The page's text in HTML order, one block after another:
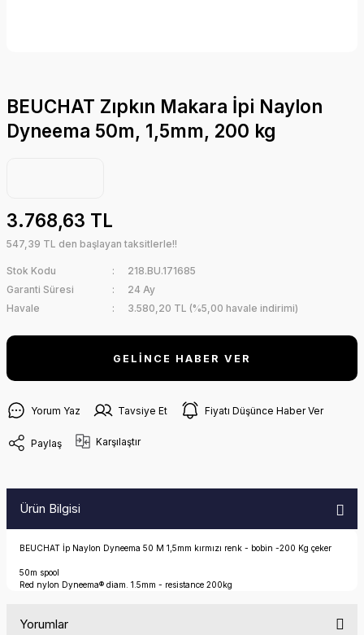
BEUCHAT Zıpkın Makara İpi Naylon
Dyneema 50m, 1,5mm, 200 kg
3.768,63 TL
547,39 TL den başlayan taksitlerle!!
Stok Kodu
218.BU.171685
Garanti Süresi
24 Ay
Havale
3.580,20 TL (%5,00 havale indirimi)
GELİNCE HABER VER
Yorum Yaz Tavsiye Et Fiyatı Düşünce Haber Ver
Paylaş Karşılaştır
Ürün Bilgisi
BEUCHAT İp Naylon Dyneema 50 M 1,5mm kırmızı renk - bobin -200 Kg çeker
50m spool
Red nylon Dyneema® diam. 1.5mm - resistance 200kg
Yorumlar